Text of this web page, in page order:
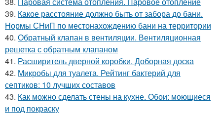
39. Какое расстояние должно быть от забора до бани.
Нормы СНиП по местонахождению бани на территории
40. Обратный клапан в вентиляции. Вентиляционная
решетка с обратным клапаном
41. Расширитель дверной коробки. Доборная доска
42. Микробы для туалета. Рейтинг бактерий для
септиков: 10 лучших составов
43. Как можно сделать стены на кухне. Обои: моющиеся
и под покраску